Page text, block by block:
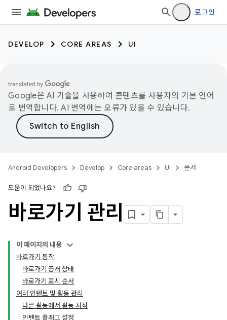
로그인
DEVELOP CORE AREAS UI
Google은 AI 기술을 사용하여 콘텐츠를 사용자의 기본 언어
로 번역합니다. AI 번역에는 오류가 있을 수 있습니다.
Android Developers Develop Core areas UI 문서
도움이 되었나요?
바로가기 관리
이 페이지의 내용
바로가기 동작
바로가기 공개 상태
바로가기 표시 순서
여러 인텐트 및 활동 관리
다른 활동에서 활동 시작
인텐트 플래그 설정